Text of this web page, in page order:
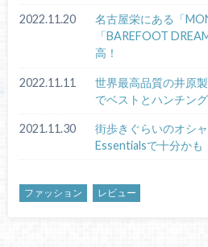
2022.11.20
名古屋栄にある「
「BAREFOOT
高！
2022.11.11
世界最高品質の井原
でベストとハンチン
2021.11.30
街歩きぐらいのオシ
Essentialsで十分かも
ファッション レビュー